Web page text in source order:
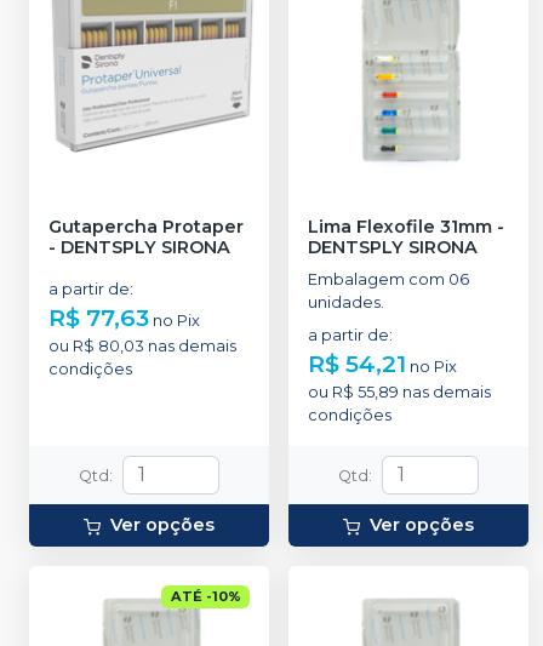
Gutapercha Protaper
- DENTSPLY SIRONA
a partir de:
R$ 77,63 no Pix
ou R$ 80,03 nas demais
condições
Qtd :
Ver opções
Lima Flexofile 31mm -
DENTSPLY SIRONA
Embalagem com 06
unidades.
a partir de:
R$ 54,21 no Pix
ou R$ 55,89 nas demais
condições
Qtd :
Ver opções
ATÉ -10%